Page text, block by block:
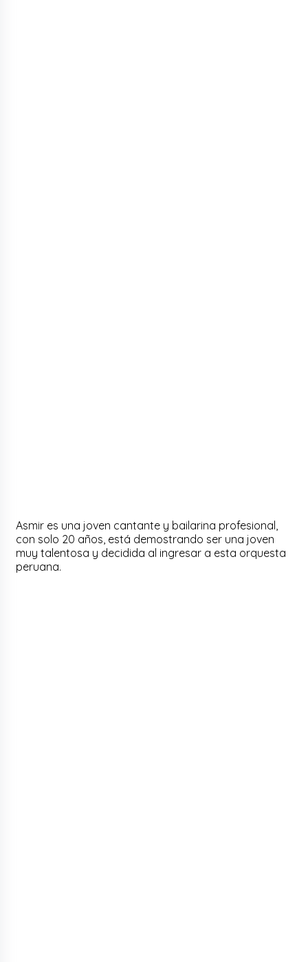
Asmir es una joven cantante y bailarina profesional,
con solo 20 años, está demostrando ser una joven
muy talentosa y decidida al ingresar a esta orquesta
peruana.